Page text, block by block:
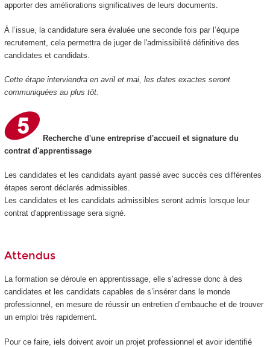
apporter des améliorations significatives de leurs documents.
À l’issue, la candidature sera évaluée une seconde fois par l’équipe
recrutement, cela permettra de juger de l'admissibilité définitive des
candidates et candidats.
Cette étape interviendra en avril et mai, les dates exactes seront
communiquées au plus tôt.
Recherche d'une entreprise d'accueil et signature du
contrat d'apprentissage
Les candidates et les candidats ayant passé avec succès ces différentes
étapes seront déclarés admissibles.
Les candidates et les candidats admissibles seront admis lorsque leur
contrat d'apprentissage sera signé.
Attendus
La formation se déroule en apprentissage, elle s’adresse donc à des
candidates et les candidats capables de s’insérer dans le monde
professionnel, en mesure de réussir un entretien d’embauche et de trouver
un emploi très rapidement.
Pour ce faire, iels doivent avoir un projet professionnel et avoir identifié